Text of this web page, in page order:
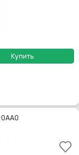
Купить